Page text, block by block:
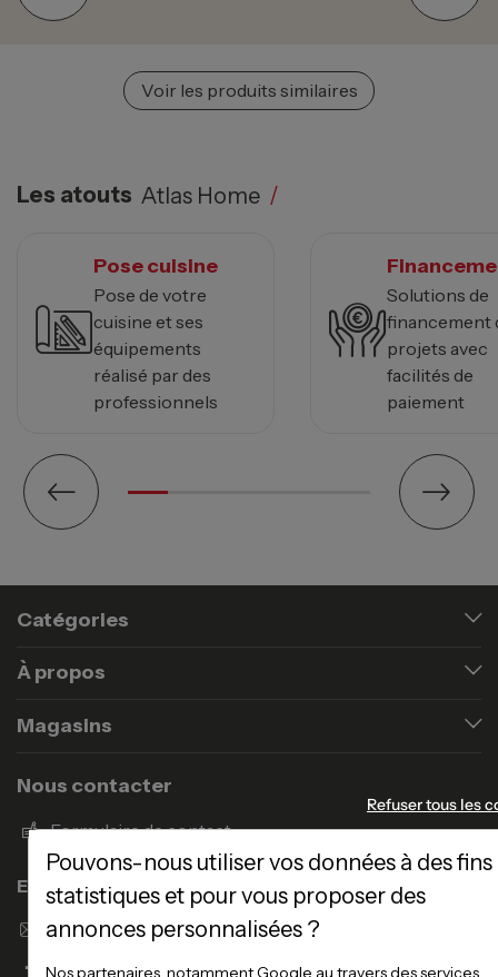
Voir les produits similaires
Les atouts Atlas Home /
Pose cuisine
Pose de votre
cuisine et ses
équipements
réalisé par des
professionnels
Solutions de
financement
projets avec
facilités de
paiement
Catégories
À propos
Magasins
Nous contacter
Formulaire de contact
Enseigne Atlas Home
Envoyer un email
Refuser tous les
Pouvons-nous utiliser vos données à des fins
statistiques et pour vous proposer des
annonces personnalisées ?
Nos partenaires, notamment Google au travers des services